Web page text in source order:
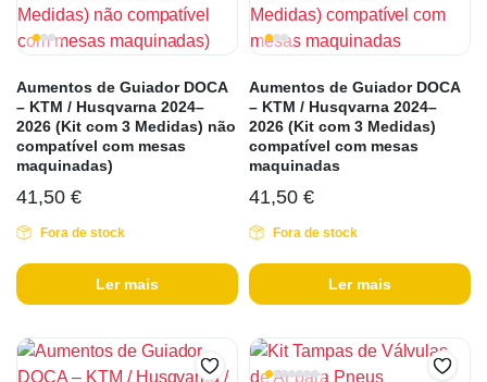
Aumentos de Guiador DOCA
– KTM / Husqvarna 2024–
2026 (Kit com 3 Medidas) não
compatível com mesas
maquinadas)
41,50 €
Fora de stock
Ler mais
Aumentos de Guiador DOCA
– KTM / Husqvarna 2024–
2026 (Kit com 3 Medidas)
compatível com mesas
maquinadas
41,50 €
Fora de stock
Ler mais